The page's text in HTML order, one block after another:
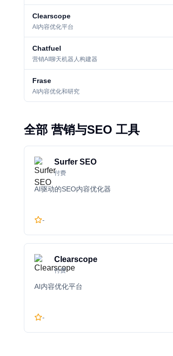
Clearscope
AI内容优化平台
Chatfuel
营销AI聊天机器人构建器
Frase
AI内容优化和研究
全部 营销与SEO 工具
Surfer SEO
付费
AI驱动的SEO内容优化器
-
Clearscope
付费
AI内容优化平台
-